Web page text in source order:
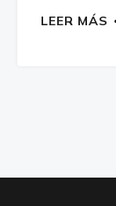
LEER MÁS